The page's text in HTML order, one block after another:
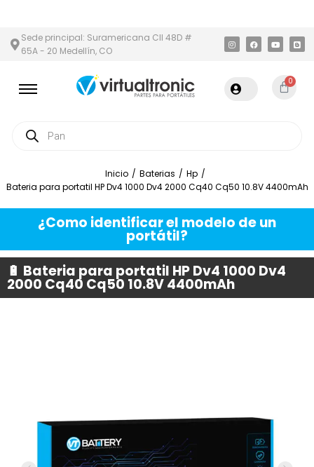
Sede principal: Suramericana Cll 48D #
65A - 20 Medellín, CO
0
Inicio / Baterias / Hp /
Bateria para portatil HP Dv4 1000 Dv4 2000 Cq40 Cq50 10.8V 4400mAh
¿Como identificar el modelo de un
portátil?
🔋 Bateria para portatil HP Dv4 1000 Dv4
2000 Cq40 Cq50 10.8V 4400mAh